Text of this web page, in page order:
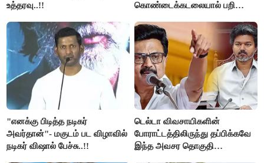
உத்தரவு..!!
கொண்டைக்கடலையால் பறிபோன
"எனக்கு பிடித்த நடிகர்
அவர்தான்"- மகுடம் பட விழாவில்
நடிகர் விஷால் பேச்சு..!!
டெல்டா விவசாயிகளின்
போராட்டத்திலிருந்து தப்பிக்கவே
இந்த அவசர தொகுதி